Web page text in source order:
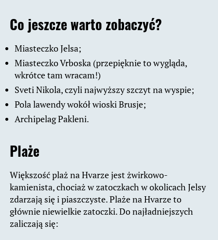
Co jeszcze warto zobaczyć?
Miasteczko Jelsa;
Miasteczko Vrboska (przepięknie to wygląda,
wkrótce tam wracam!)
Sveti Nikola, czyli najwyższy szczyt na wyspie;
Pola lawendy wokół wioski Brusje;
Archipelag Pakleni.
Plaże
Większość plaż na Hvarze jest żwirkowo-
kamienista, chociaż w zatoczkach w okolicach Jelsy
zdarzają się i piaszczyste. Plaże na Hvarze to
głównie niewielkie zatoczki. Do najładniejszych
zaliczają się: